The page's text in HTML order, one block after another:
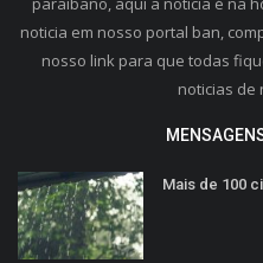
noticia em nosso portal ban,
nosso link para que todas
noticias de
Mais de 100